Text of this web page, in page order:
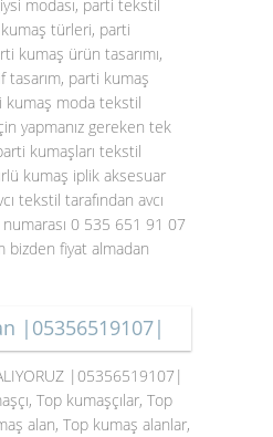
modası, parti tekstil
türleri, parti
kumaş ürün tasarımı,
parti kumaş
kumaş moda tekstil
yapmanız gereken tek
kumaşları tekstil
kumaş iplik aksesuar
tekstil tarafından avcı
0 535 651 91 07
bizden fiyat almadan
|05356519107|
|05356519107|
Top kumaşçılar, Top
alan, Top kumaş alanlar,